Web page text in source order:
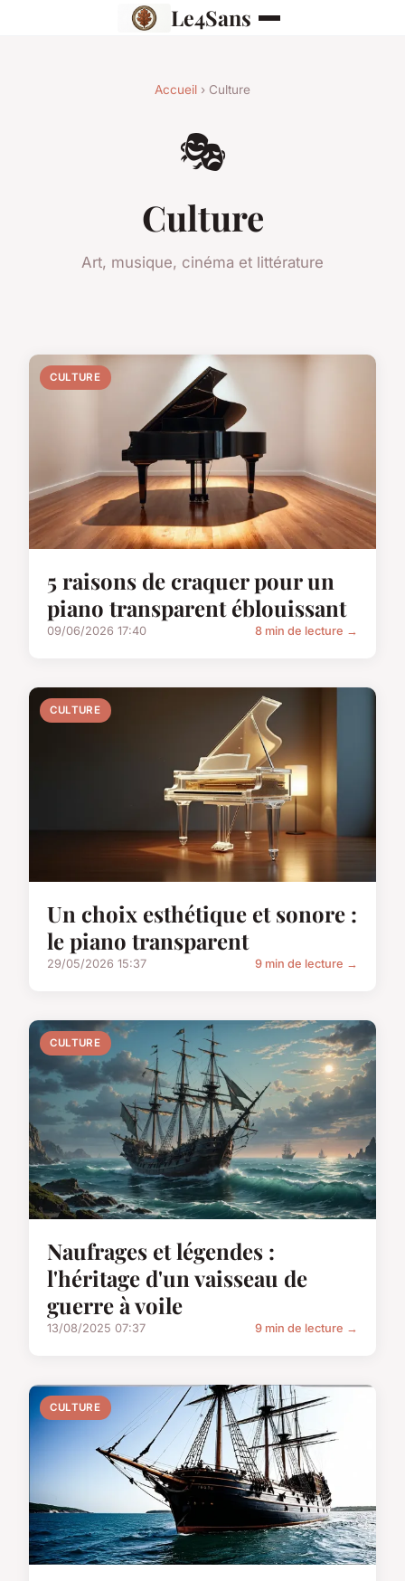
Le4Sans
Accueil › Culture
🎭
Culture
Art, musique, cinéma et littérature
CULTURE
5 raisons de craquer pour un
piano transparent éblouissant
09/06/2026 17:40 8 min de lecture →
CULTURE
Un choix esthétique et sonore :
le piano transparent
29/05/2026 15:37 9 min de lecture →
CULTURE
Naufrages et légendes :
l'héritage d'un vaisseau de
guerre à voile
13/08/2025 07:37 9 min de lecture →
CULTURE